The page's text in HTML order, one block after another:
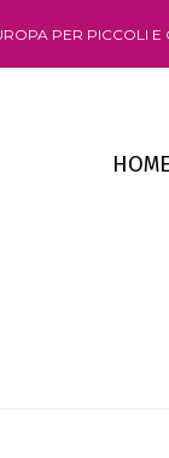
PER PICCOLI E